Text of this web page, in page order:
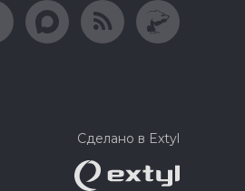
Сделано в Extyl